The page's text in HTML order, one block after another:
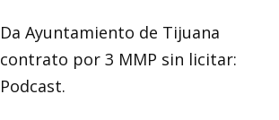
Da Ayuntamiento de Tijuana
contrato por 3 MMP sin licitar:
Podcast.